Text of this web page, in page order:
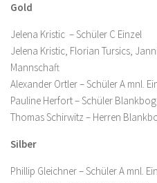
Gold
Jelena Kristic – Schüler C Einzel
Jelena Kristic, Florian Tursics,
Mannschaft
Alexander Ortler – Schüler A mnl.
Pauline Herfort – Schüler
Thomas Schirwitz – Herren
Silber
Phillip Gleichner – Schüler A mnl.